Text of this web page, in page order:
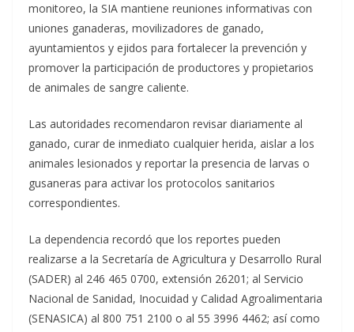
monitoreo, la SIA mantiene reuniones informativas con
uniones ganaderas, movilizadores de ganado,
ayuntamientos y ejidos para fortalecer la prevención y
promover la participación de productores y propietarios
de animales de sangre caliente.
Las autoridades recomendaron revisar diariamente al
ganado, curar de inmediato cualquier herida, aislar a los
animales lesionados y reportar la presencia de larvas o
gusaneras para activar los protocolos sanitarios
correspondientes.
La dependencia recordó que los reportes pueden
realizarse a la Secretaría de Agricultura y Desarrollo Rural
(SADER) al 246 465 0700, extensión 26201; al Servicio
Nacional de Sanidad, Inocuidad y Calidad Agroalimentaria
(SENASICA) al 800 751 2100 o al 55 3996 4462; así como